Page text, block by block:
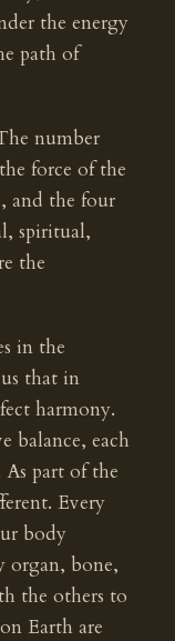
the energy
path of
number
force of the
and the four
spiritual,
the
in the
that in
harmony.
balance, each
part of the
Every
body
organ, bone,
the others to
Earth are